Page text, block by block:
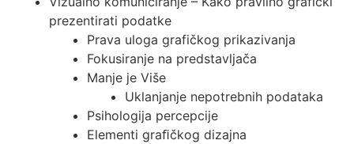
prezentirati podatke
Prava uloga grafičkog prikazivanja
Fokusiranje na predstavljača
Manje je Više
Uklanjanje nepotrebnih podataka
Psihologija percepcije
Elementi graﬁčkog dizajna